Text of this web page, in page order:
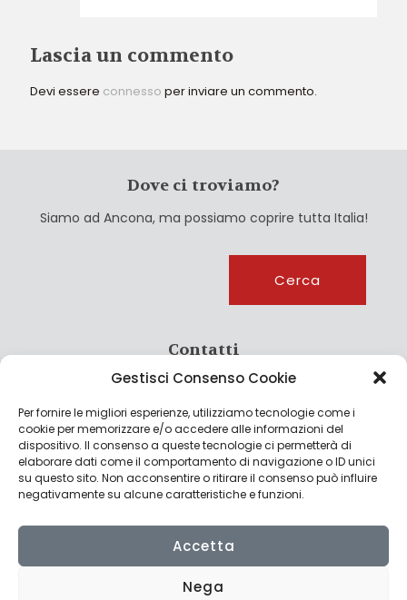
Gestisci Consenso Cookie
Per fornire le migliori esperienze, utilizziamo tecnologie come i
cookie per memorizzare e/o accedere alle informazioni del
dispositivo. Il consenso a queste tecnologie ci permetterà di
elaborare dati come il comportamento di navigazione o ID unici
su questo sito. Non acconsentire o ritirare il consenso può influire
negativamente su alcune caratteristiche e funzioni.
Accetta
Nega
Lascia un commento
Devi essere connesso per inviare un commento.
Dove ci troviamo?
Siamo ad Ancona, ma possiamo coprire tutta Italia!
Cerca
Contatti
info@culturagroalimentare.com
Note legali
Privacy Policy